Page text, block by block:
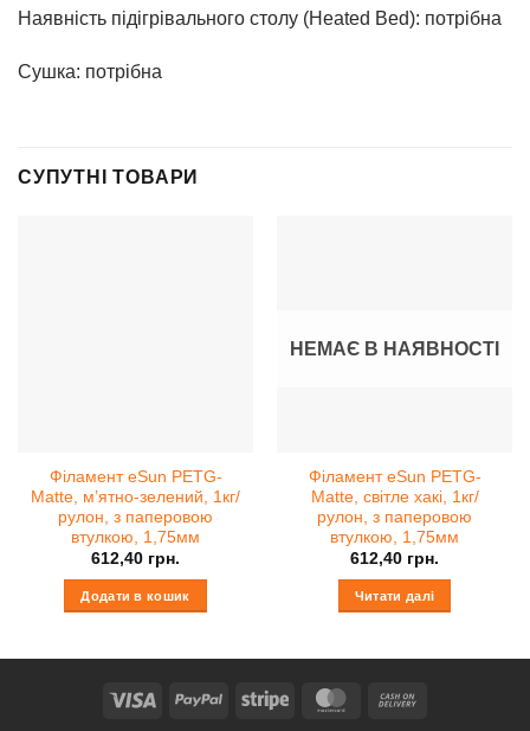
Наявність підігрівального столу (Heated Bed): потрібна
Сушка: потрібна
СУПУТНІ ТОВАРИ
Філамент eSun PETG-
Matte, м’ятно-зелений, 1кг/
рулон, з паперовою
втулкою, 1,75мм
612,40 грн.
Додати в кошик
НЕМАЄ В НАЯВНОСТІ
Філамент eSun PETG-
Matte, світле хакі, 1кг/
рулон, з паперовою
втулкою, 1,75мм
612,40 грн.
Читати далі
Visa PayPal Stripe MasterCard